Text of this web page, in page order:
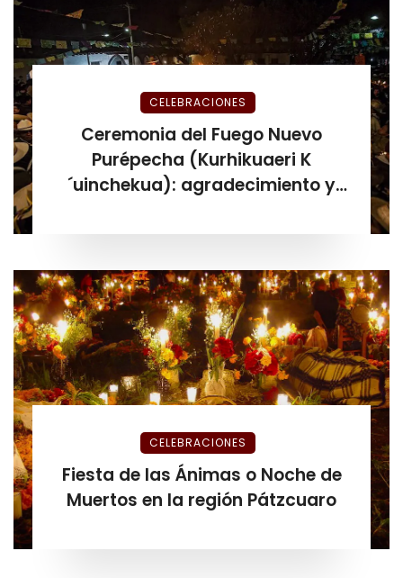
CELEBRACIONES
Ceremonia del Fuego Nuevo
Purépecha (Kurhikuaeri K
´uinchekua): agradecimiento y
CELEBRACIONES
Fiesta de las Ánimas o Noche de
Muertos en la región Pátzcuaro